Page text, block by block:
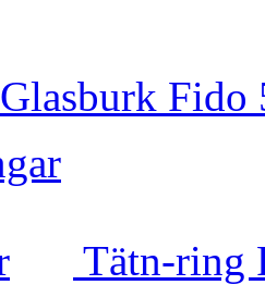
Glasburk
Tätn-ring